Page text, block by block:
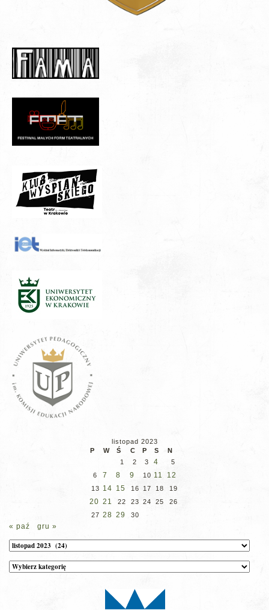
listopad 2023
P
W Ś C P S
N
1
2 3 4
5
6
7 8 9 10 11 12
13 14 15 16 17 18 19
20 21 22 23 24 25
26
27 28 29 30
« paź gru »
Archiwum
Kategorie
wpisów